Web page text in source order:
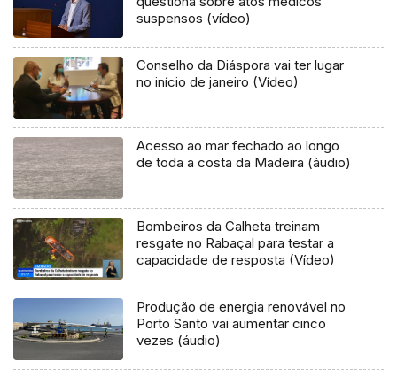
suspensos (vídeo)
Conselho da Diáspora vai ter lugar
no início de janeiro (Vídeo)
Acesso ao mar fechado ao longo
de toda a costa da Madeira (áudio)
Bombeiros da Calheta treinam
resgate no Rabaçal para testar a
capacidade de resposta (Vídeo)
Produção de energia renovável no
Porto Santo vai aumentar cinco
vezes (áudio)